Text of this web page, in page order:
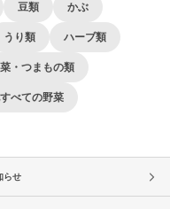
豆類 かぶ
うり類 ハーブ類
・つまもの類
べての野菜
らせ